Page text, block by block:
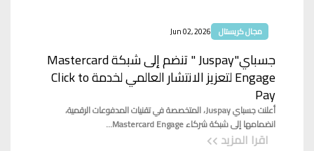
مجال كريستال Jun 02, 2026
جسباي"Juspay " تنضم إلى شبكة Mastercard
Engage لتعزيز الانتشار العالمي لخدمة Click to
Pay
أعلنت جسباي Juspay، المتخصصة في تقنيات المدفوعات الرقمية،
انضمامها إلى شبكة شركاء Mastercard Engage...
اقرا المزيد